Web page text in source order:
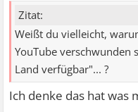
Zitat:
Weißt du vielleicht,
YouTube verschwunden
Land verfügbar"... ?
Ich denke das hat was